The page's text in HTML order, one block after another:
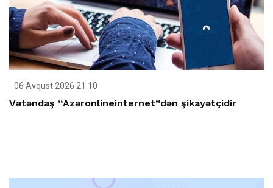
06 Avqust 2026 21:10
Vətəndaş “Azəronlineinternet”dən şikayətçidir